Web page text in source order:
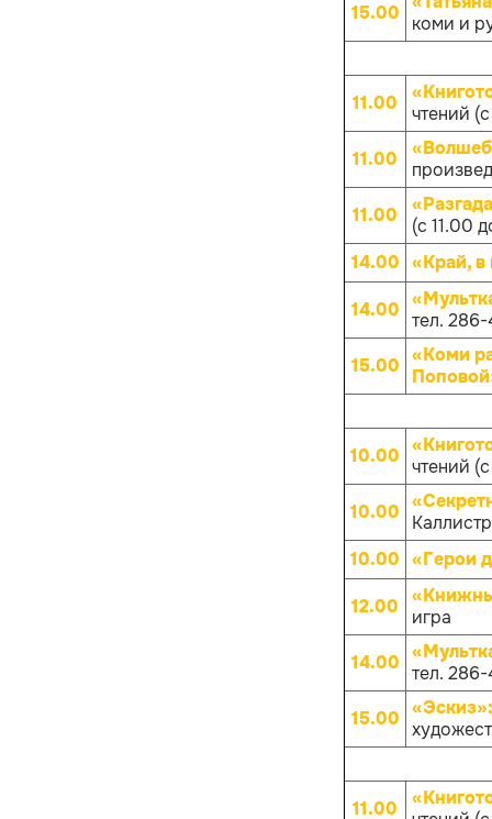
15.00
коми и
11.00
чтений
11.00
11.00
(с 11.00
14.00 «Край,
14.00 тел.
15.00 «Коми
10.00 чтений
10.00
10.00 «Герои
12.00
игра
14.00 тел.
15.00
11.00